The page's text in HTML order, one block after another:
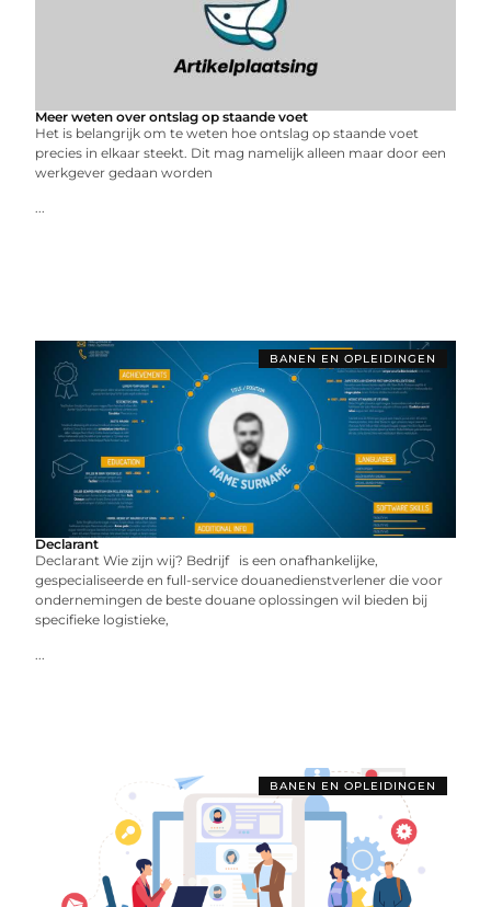
Meer weten over ontslag op staande voet
Het is belangrijk om te weten hoe ontslag op staande voet
precies in elkaar steekt. Dit mag namelijk alleen maar door een
werkgever gedaan worden
...
BANEN EN OPLEIDINGEN
Declarant
Declarant Wie zijn wij? Bedrijf is een onafhankelijke,
gespecialiseerde en full-service douanedienstverlener die voor
ondernemingen de beste douane oplossingen wil bieden bij
specifieke logistieke,
...
BANEN EN OPLEIDINGEN